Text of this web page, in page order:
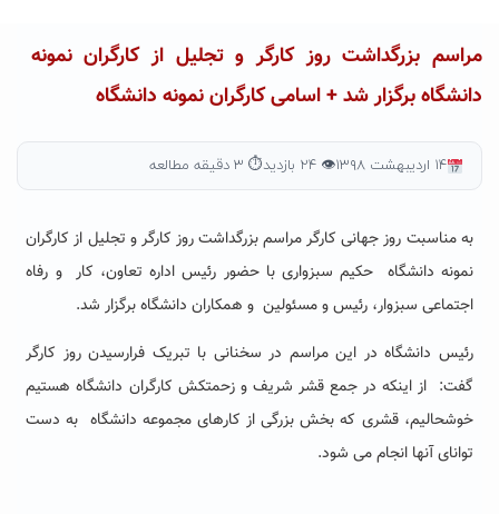
مراسم بزرگداشت روز کارگر و تجلیل از کارگران نمونه
دانشگاه برگزار شد + اسامی کارگران نمونه دانشگاه
۱۴ اردیبهشت ۱۳۹۸ 👁 ۲۴ بازدید ⏱ ۳ دقیقه مطالعه
به مناسبت روز جهانی کارگر مراسم بزرگداشت روز کارگر و تجلیل از کارگران
نمونه دانشگاه حکیم سبزواری با حضور رئیس اداره تعاون، کار و رفاه
اجتماعی سبزوار، رئیس و مسئولین و همکاران دانشگاه برگزار شد.
رئیس دانشگاه در این مراسم در سخنانی با تبریک فرارسیدن روز کارگر
گفت: از اینکه در جمع قشر شریف و زحمتکش کارگران دانشگاه هستیم
خوشحالیم، قشری که بخش بزرگی از کارهای مجموعه دانشگاه به دست
توانای آنها انجام می شود.